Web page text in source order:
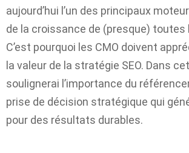
aujourd’hui l’un des principaux
de la croissance de (presque) toutes
C’est pourquoi les CMO doivent
la valeur de la stratégie SEO. Dans
soulignerai l’importance du
prise de décision stratégique qui
pour des résultats durables.